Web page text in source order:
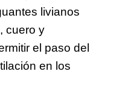
livianos
cuero y
el paso del
en los